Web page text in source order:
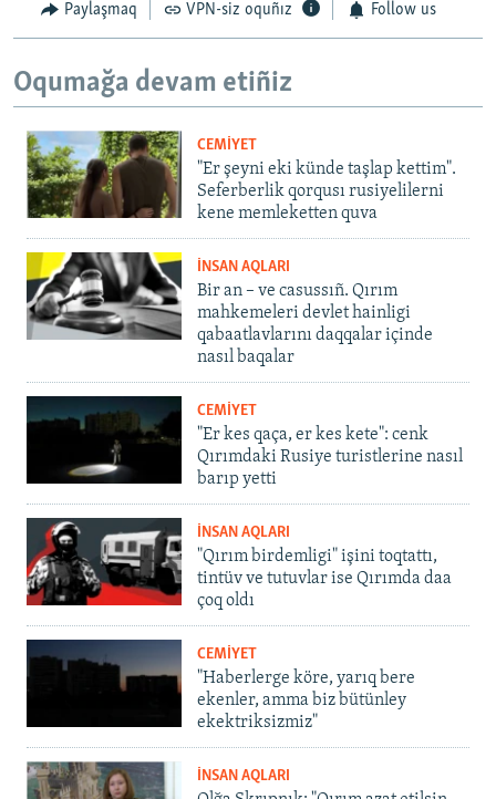
Paylaşmaq VPN-siz oquñız Follow us
Oqumağa devam etiñiz
CEMİYET
"Er şeyni eki künde taşlap kettim".
Seferberlik qorqusı rusiyelilerni
kene memleketten quva
İNSAN AQLARI
Bir an – ve casussıñ. Qırım
mahkemeleri devlet hainligi
qabaatlavlarını daqqalar içinde
nasıl baqalar
CEMİYET
"Er kes qaça, er kes kete": cenk
Qırımdaki Rusiye turistlerine nasıl
barıp yetti
İNSAN AQLARI
"Qırım birdemligi" işini toqtattı,
tintüv ve tutuvlar ise Qırımda daa
çoq oldı
CEMİYET
"Haberlerge köre, yarıq bere
ekenler, amma biz bütünley
ekektriksizmiz"
İNSAN AQLARI